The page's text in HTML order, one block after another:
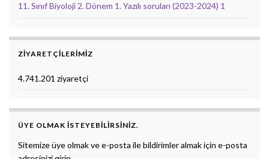
11. Sınıf Biyoloji 2. Dönem 1. Yazılı soruları (2023-2024) 1
ZIYARETÇILERIMIZ
4.741.201 ziyaretçi
ÜYE OLMAK ISTEYEBILIRSINIZ.
Sitemize üye olmak ve e-posta ile bildirimler almak için e-posta